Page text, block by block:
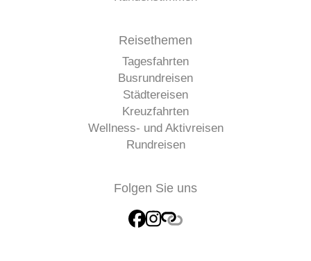
Reisethemen
Tagesfahrten
Busrundreisen
Städtereisen
Kreuzfahrten
Wellness- und Aktivreisen
Rundreisen
Folgen Sie uns